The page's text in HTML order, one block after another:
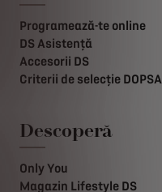
Programează-te online
DS Asistență
Accesorii DS
Criterii de selecție DOPSA
Descoperă
Only You
Magazin Lifestyle DS